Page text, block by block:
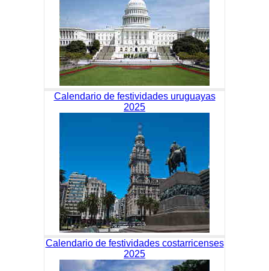
Calendario de festividades uruguayas
2025
Calendario de festividades costarricenses
2025